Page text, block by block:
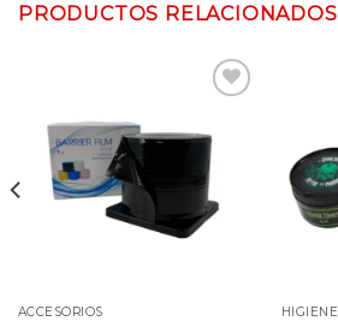
PRODUCTOS RELACIONADOS
Añadir
lista
de
deseos
ACCESORIOS HIGIENE